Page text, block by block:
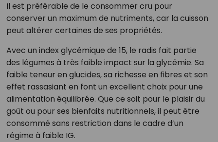
Il est préférable de le consommer cru pour
conserver un maximum de nutriments, car la cuisson
peut altérer certaines de ses propriétés.
Avec un index glycémique de 15, le radis fait partie
des légumes à très faible impact sur la glycémie. Sa
faible teneur en glucides, sa richesse en fibres et son
effet rassasiant en font un excellent choix pour une
alimentation équilibrée. Que ce soit pour le plaisir du
goût ou pour ses bienfaits nutritionnels, il peut être
consommé sans restriction dans le cadre d’un
régime à faible IG.